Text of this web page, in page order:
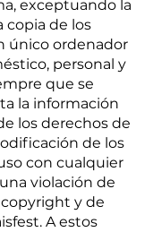
exceptuando la
copia de los
único ordenador
personal y
que se
la información
los derechos de
de los
con cualquier
violación de
y de
A estos